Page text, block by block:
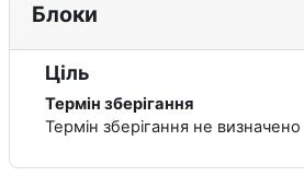
Блоки
Ціль
Термін зберігання
Термін зберігання не визначено